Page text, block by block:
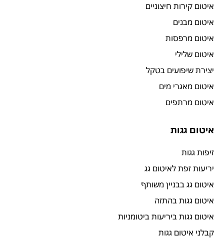
איטום קירות חיצוניים
איטום מבנים
איטום מרפסות
איטום שלילי
יצירת שיפועים בטקל
איטום מאגרי מים
איטום מרתפים
איטום גגות
זיפות גגות
יריעות זפת לאיטום גג
איטום גג בבניין משותף
איטום גגות בהתזה
איטום גגות ביריעות ביטומניות
קבלני איטום גגות